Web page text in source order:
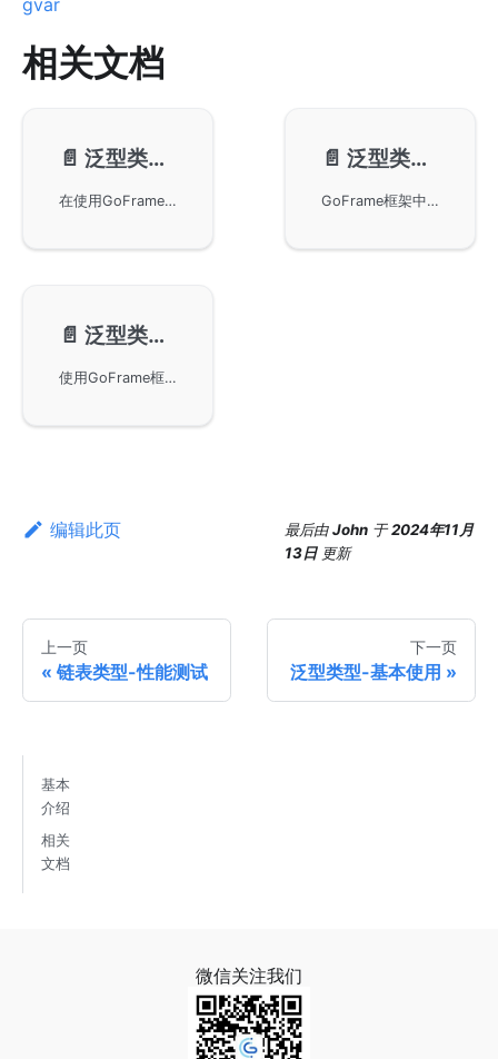
gvar
相关文档
📄️ 泛型类型-基本使用
在使用GoFrame框架时，利用gvar.Var容器进行泛型类型的基本使用，包括基本类型转换和slice转换。还展示了如何实现JSON格式的数据序列化和反序列化操作，借助GoFrame框架提供的接口，用户能够轻松操作复杂数据结构，实现高效的数据处理。
📄️ 泛型类型-方法介绍
GoFrame框架中的常用方法，包括创建新变量、克隆变量、设置变量、获取变量值等操作。通过示例代码讲解每个方法的使用方式，帮助用户更好地理解和应用这些方法。
📄️ 泛型类型-注意事项
使用GoFrame框架中的泛型类型的注意事项。尽管泛型提高了开发便捷性，但在复杂业务项目中可能影响长期维护。建议在基础组件和中间件项目中使用泛型，同时明确业务模型的数据类型以发挥编译型语言的优势。
编辑此页 最后由John 于2024年11月
13日 更新
上一页
链表类型-性能测试
下一页
泛型类型-基本使用
基本
介绍
相关
文档
微信关注我们